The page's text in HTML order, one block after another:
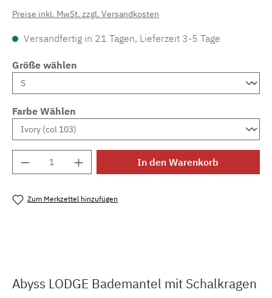
Preise inkl. MwSt. zzgl. Versandkosten
Versandfertig in 21 Tagen, Lieferzeit 3-5 Tage
Größe wählen
Farbe Wählen
Produkt Anzahl: Gib den gewünschten
In den Warenkorb
Zum Merkzettel hinzufügen
Abyss LODGE Bademantel mit Schalkragen